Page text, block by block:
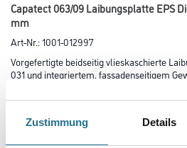
Zustimmung Details
Capatect 063/09 Laibungsplatte EPS
mm
Art-Nr.:1001-012997
Vorgefertigte beidseitig vlieskaschierte
031 und integriertem, fassadenseitigem
Breite in centimeter